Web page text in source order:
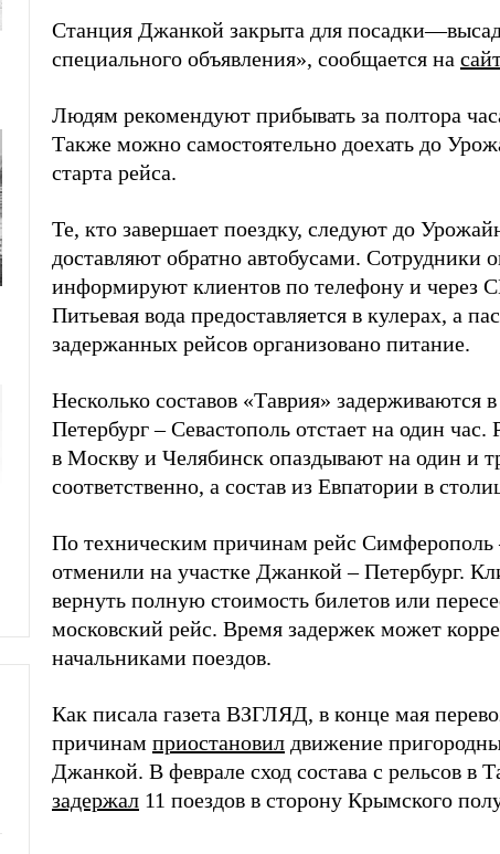
Станция Джанкой закрыта для
специального объявления», сообщается на
Людям рекомендуют прибывать за полтора
Также можно самостоятельно доехать до
старта рейса.
Те, кто завершает поездку, следуют до
доставляют обратно автобусами. Сотрудники
информируют клиентов по телефону и через
Питьевая вода предоставляется в кулерах, а
задержанных рейсов организовано питание.
Несколько составов «Таврия» задерживаются
Петербург – Севастополь отстает на один час.
в Москву и Челябинск опаздывают на один и
соответственно, а состав из Евпатории в
По техническим причинам рейс Симферополь
отменили на участке Джанкой – Петербург.
вернуть полную стоимость билетов или
московский рейс. Время задержек может
начальниками поездов.
Как писала газета ВЗГЛЯД, в конце мая
причинам приостановил движение
Джанкой. В феврале сход состава с рельсов в
задержал 11 поездов в сторону Крымского